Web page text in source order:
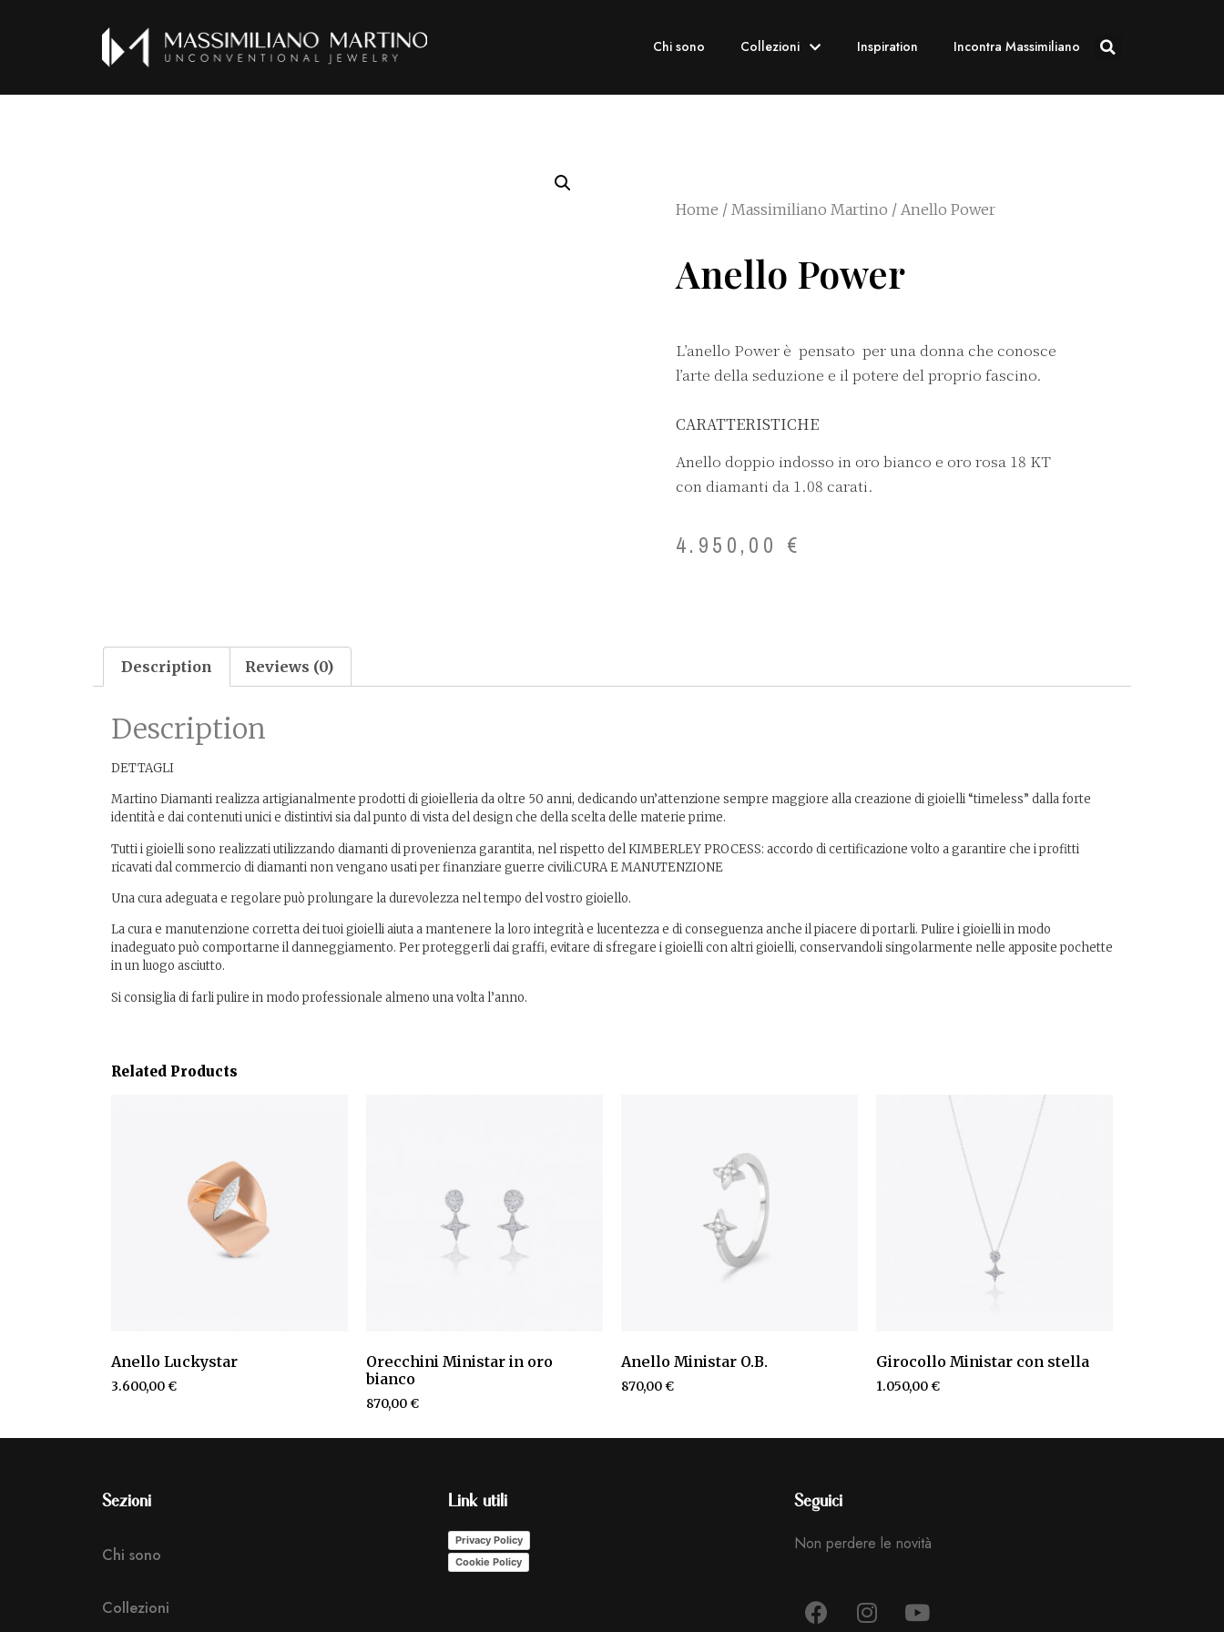
Chi sono Collezioni Inspiration Incontra Massimiliano
Home / Massimiliano Martino / Anello Power
Anello Power
L’anello Power è pensato per una donna che conosce
l’arte della seduzione e il potere del proprio fascino.
CARATTERISTICHE
Anello doppio indosso in oro bianco e oro rosa 18 KT
con diamanti da 1.08 carati.
4.950,00 €
Description Reviews (0)
Description
DETTAGLI
Martino Diamanti realizza artigianalmente prodotti di gioielleria da oltre 50 anni, dedicando un’attenzione sempre maggiore alla creazione di gioielli “timeless” dalla forte
identità e dai contenuti unici e distintivi sia dal punto di vista del design che della scelta delle materie prime.
Tutti i gioielli sono realizzati utilizzando diamanti di provenienza garantita, nel rispetto del KIMBERLEY PROCESS: accordo di certificazione volto a garantire che i profitti
ricavati dal commercio di diamanti non vengano usati per finanziare guerre civili.CURA E MANUTENZIONE
Una cura adeguata e regolare può prolungare la durevolezza nel tempo del vostro gioiello.
La cura e manutenzione corretta dei tuoi gioielli aiuta a mantenere la loro integrità e lucentezza e di conseguenza anche il piacere di portarli. Pulire i gioielli in modo
inadeguato può comportarne il danneggiamento. Per proteggerli dai graffi, evitare di sfregare i gioielli con altri gioielli, conservandoli singolarmente nelle apposite pochette
in un luogo asciutto.
Si consiglia di farli pulire in modo professionale almeno una volta l’anno.
Related Products
Anello Luckystar
3.600,00€
Orecchini Ministar in oro
bianco
870,00€
Anello Ministar O.B.
870,00€
Girocollo Ministar con stella
1.050,00€
Sezioni
Chi sono
Collezioni
Link utili
Privacy Policy
Cookie Policy
Seguici
Non perdere le novità